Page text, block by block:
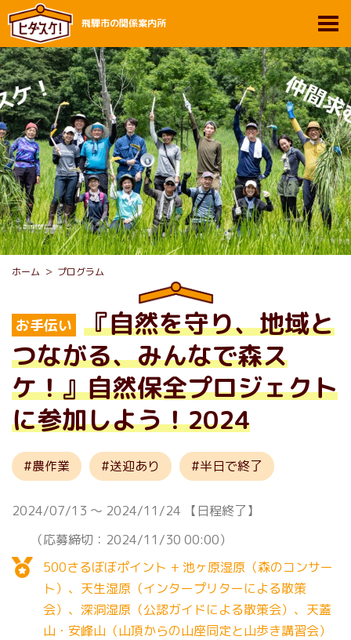
飛騨市の関係案内所
ホーム プログラム
お手伝い
『自然を守り、地域と
つながる、みんなで森ス
ケ！』自然保全プロジェクト
に参加しよう！2024
農作業 送迎あり 半日で終了
2024/07/13 〜 2024/11/24
【日程終了】
（応募締切：2024/11/30 00:00）
500さるぼぼポイント + 池ヶ原湿原（森のコンサー
ト）、天生湿原（インタープリターによる散策
会）、深洞湿原（公認ガイドによる散策会）、天蓋
山・安峰山（山頂からの山座同定と山歩き講習会）